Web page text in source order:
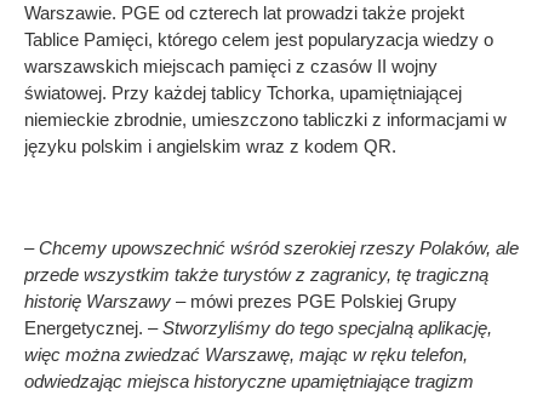
Warszawie. PGE od czterech lat prowadzi także projekt
Tablice Pamięci, którego celem jest popularyzacja wiedzy o
warszawskich miejscach pamięci z czasów II wojny
światowej. Przy każdej tablicy Tchorka, upamiętniającej
niemieckie zbrodnie, umieszczono tabliczki z informacjami w
języku polskim i angielskim wraz z kodem QR.
– Chcemy upowszechnić wśród szerokiej rzeszy Polaków, ale
przede wszystkim także turystów z zagranicy, tę tragiczną
historię Warszawy – mówi prezes PGE Polskiej Grupy
Energetycznej. –Stworzyliśmy do tego specjalną aplikację,
więc można zwiedzać Warszawę, mając w ręku telefon,
odwiedzając miejsca historyczne upamiętniające tragizm